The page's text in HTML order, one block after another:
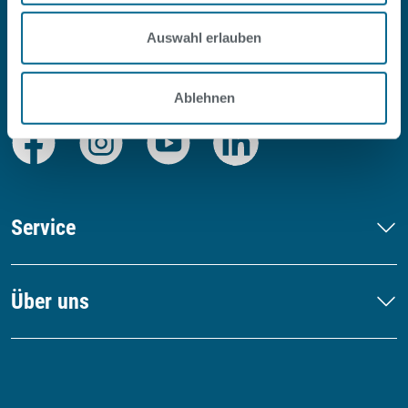
Auswahl erlauben
Ablehnen
Facebook InstagramYoutube LinkedIn
Service
Über uns